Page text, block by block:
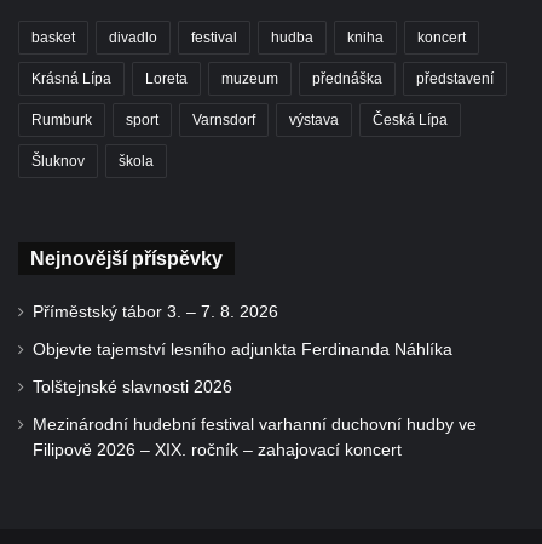
basket divadlo festival hudba kniha koncert
Krásná Lípa Loreta muzeum přednáška představení
Rumburk sport Varnsdorf výstava Česká Lípa
Šluknov škola
Nejnovější příspěvky
Příměstský tábor 3. – 7. 8. 2026
Objevte tajemství lesního adjunkta Ferdinanda Náhlíka
Tolštejnské slavnosti 2026
Mezinárodní hudební festival varhanní duchovní hudby ve
Filipově 2026 – XIX. ročník – zahajovací koncert